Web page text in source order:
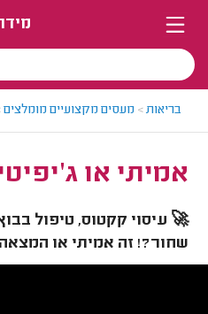
בריאות> מעסים מקצועיים מומלצים
אמיתי או
🚀 עיסוי קקטוס, טיפול
שחור?! זה אמיתי או